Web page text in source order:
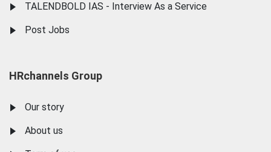
TALENDBOLD IAS - Interview As a Service
Post Jobs
HRchannels Group
Our story
About us